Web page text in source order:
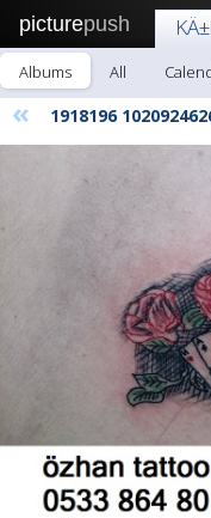
picturepush
Albums All
« 1918196